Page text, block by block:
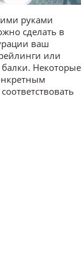
руками
сделать в
ваш
или
Некоторые